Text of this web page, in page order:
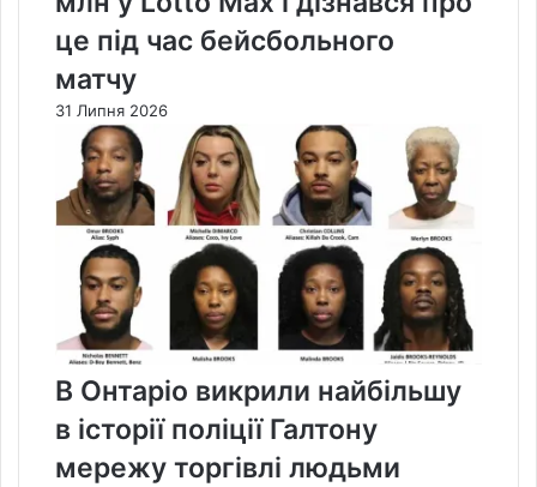
це під час бейсбольного
матчу
31 Липня 2026
В Онтаріо викрили найбільшу
в історії поліції Галтону
мережу торгівлі людьми